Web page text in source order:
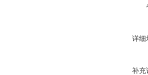
详细
补充